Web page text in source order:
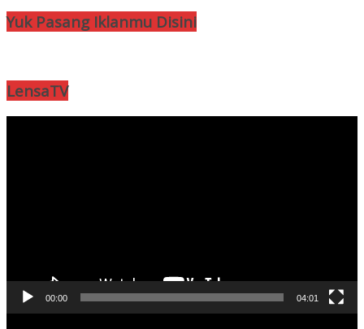
Yuk Pasang Iklanmu Disini
LensaTV
00:00 04:01